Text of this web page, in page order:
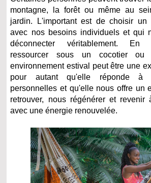
montagne, la forêt ou même au
jardin. L'important est de choisir
avec nos besoins individuels et qui
déconnecter véritablement. En
ressourcer sous un cocotier
environnement estival peut être une
pour autant qu'elle réponde à
personnelles et qu'elle nous offre un
retrouver, nous régénérer et revenir
avec une énergie renouvelée.